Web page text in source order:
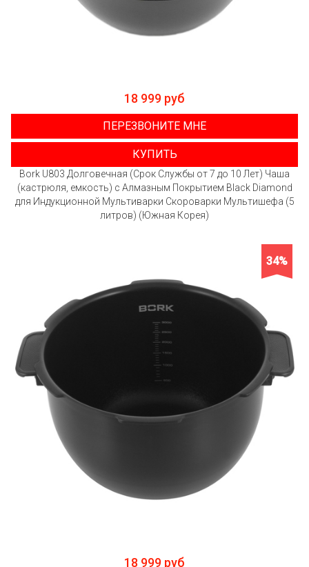
18 999 руб
ПЕРЕЗВОНИТЕ МНЕ
КУПИТЬ
Bork U803 Долговечная (Срок Службы от 7 до 10 Лет) Чаша
(кастрюля, емкость) с Алмазным Покрытием Black Diamond
для Индукционной Мультиварки Скороварки Мультишефа (5
литров) (Южная Корея)
34%
18 999 руб